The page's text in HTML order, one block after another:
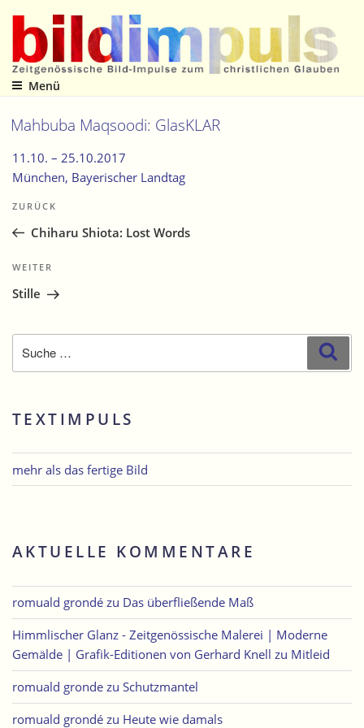
Inhalt
springen
Zeitgenössische Bild-Impulse zum christlichen Glauben
Menü
Mahbuba Maqsoodi: GlasKLAR
11.10. – 25.10.2017
München, Bayerischer Landtag
Beitragsnavigation
Vorheriger
Beitrag
ZURÜCK
Chiharu Shiota: Lost Words
Nächster
Beitrag
WEITER
Stille
nach:
TEXTIMPULS
mehr als das fertige Bild
AKTUELLE KOMMENTARE
romuald grondé zu Das überfließende Maß
Himmlischer Glanz - Zeitgenössische Malerei | Moderne
Gemälde | Grafik-Editionen von Gerhard Knell zu Mitleid
romuald gronde zu Schutzmantel
romuald grondé zu Heute wie damals